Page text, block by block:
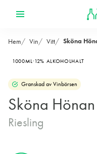
Hem Vin Vitt Sköna
1000ML 12% ALKOHOLHALT
Granskad av Vinbörsen
Sköna Hönan
Riesling